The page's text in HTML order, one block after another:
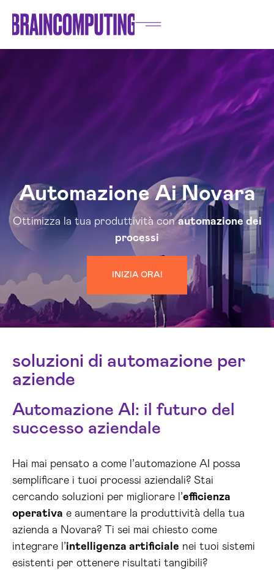
Automazione Ai Novara
Ottimizza la tua produttività conautomazione dei
processi
INIZIA ORA!
soluzioni di automazione per
aziende
Automazione AI: il futuro del
successo aziendale
Hai mai pensato a come l’automazione AI possa
semplificare i tuoi processi aziendali? Stai
cercando soluzioni per migliorare l’efficienza
operativa e aumentare la produttività della tua
azienda a Novara? Ti sei mai chiesto come
integrare l’intelligenza artificiale nei tuoi sistemi
esistenti per ottenere risultati tangibili?